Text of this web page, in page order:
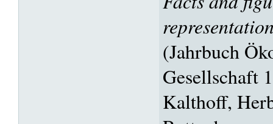
(Jahrbuch
Gesellschaft
Kalthoff,